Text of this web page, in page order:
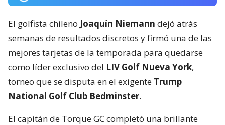
El golfista chileno Joaquín Niemann dejó atrás
semanas de resultados discretos y firmó una de las
mejores tarjetas de la temporada para quedarse
como líder exclusivo del LIV Golf Nueva York,
torneo que se disputa en el exigente Trump
National Golf Club Bedminster.
El capitán de Torque GC completó una brillante